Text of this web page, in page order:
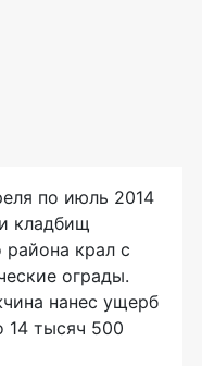
по июль 2014
кладбищ
крал с
ограды.
нанес ущерб
14 тысяч 500